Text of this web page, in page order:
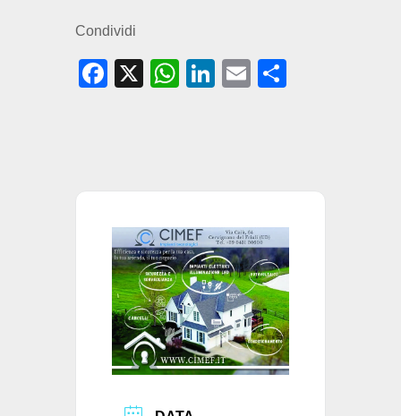
Condividi
F
b
o
k
X
W
A
p
Li
dI
E
vi